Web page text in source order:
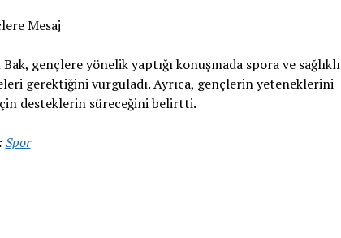
Mesaj
gençlere yönelik yaptığı konuşmada spora ve sağlıklı
gerektiğini vurguladı. Ayrıca, gençlerin yeteneklerini
desteklerin süreceğini belirtti.
Spor